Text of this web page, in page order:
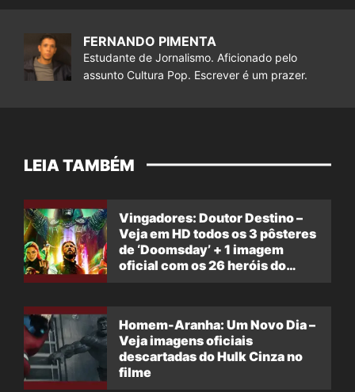
FERNANDO PIMENTA
Estudante de Jornalismo. Aficionado pelo
assunto Cultura Pop. Escrever é um prazer.
LEIA TAMBÉM
Vingadores: Doutor Destino –
Veja em HD todos os 3 pôsteres
de ‘Doomsday’ + 1 imagem
oficial com os 26 heróis do
Homem-Aranha: Um Novo Dia –
Veja imagens oficiais
descartadas do Hulk Cinza no
filme